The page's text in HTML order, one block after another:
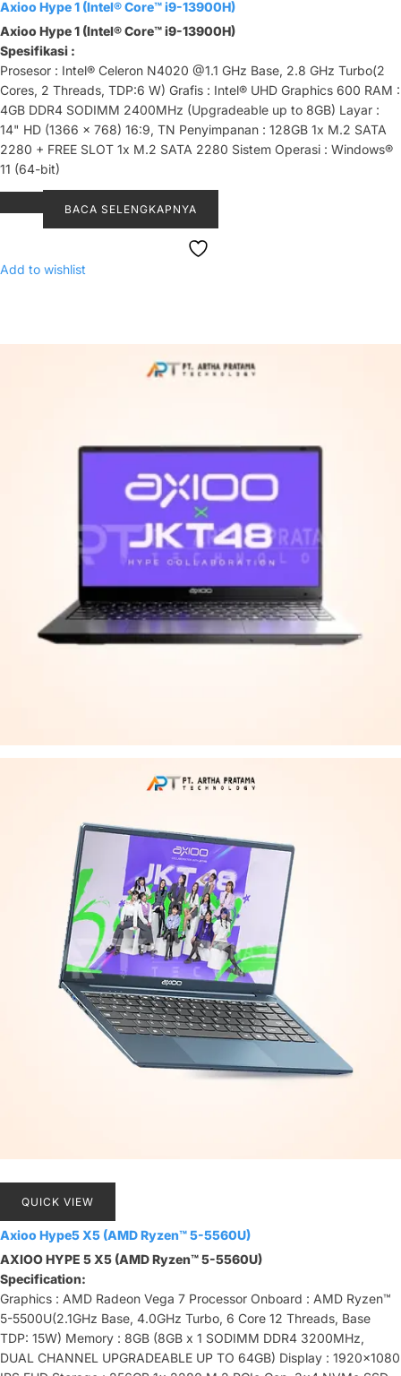
Axioo Hype 1 (Intel® Core™ i9-13900H)
Axioo Hype 1 (Intel® Core™ i9-13900H)
Spesifikasi :
Prosesor : Intel® Celeron N4020 @1.1 GHz Base, 2.8 GHz Turbo(2
Cores, 2 Threads, TDP:6 W) Grafis : Intel® UHD Graphics 600 RAM :
4GB DDR4 SODIMM 2400MHz (Upgradeable up to 8GB) Layar :
14" HD (1366 x 768) 16:9, TN Penyimpanan : 128GB 1x M.2 SATA
2280 + FREE SLOT 1x M.2 SATA 2280 Sistem Operasi : Windows®
11 (64-bit)
BACA SELENGKAPNYA
Add to wishlist
QUICK VIEW
Axioo Hype5 X5 (AMD Ryzen™ 5-5560U)
AXIOO HYPE 5 X5 (AMD Ryzen™ 5-5560U)
Specification:
Graphics : AMD Radeon Vega 7 Processor Onboard : AMD Ryzen™
5-5500U(2.1GHz Base, 4.0GHz Turbo, 6 Core 12 Threads, Base
TDP: 15W) Memory : 8GB (8GB x 1 SODIMM DDR4 3200MHz,
DUAL CHANNEL UPGRADEABLE UP TO 64GB) Display : 1920x1080